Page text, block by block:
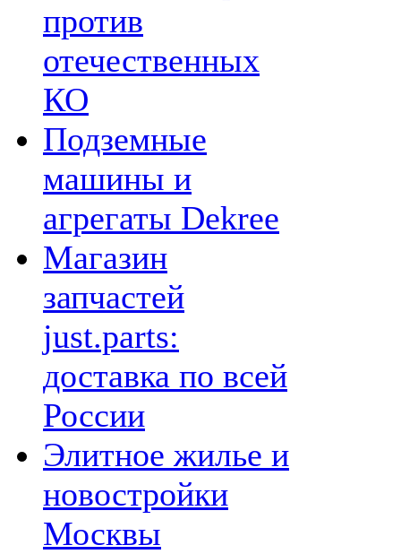
против
отечественных
КО
Подземные
машины и
агрегаты Dekree
Магазин
запчастей
just.parts:
доставка по всей
России
Элитное жилье и
новостройки
Москвы